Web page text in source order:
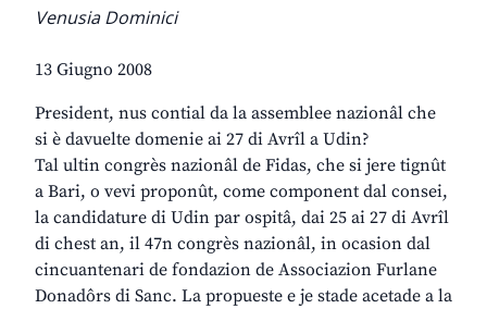
Venusia Dominici
13 Giugno 2008
President, nus contial da la assemblee nazionâl che
si è davuelte domenie ai 27 di Avrîl a Udin?
Tal ultin congrès nazionâl de Fidas, che si jere tignût
a Bari, o vevi proponût, come component dal consei,
la candidature di Udin par ospitâ, dai 25 ai 27 di Avrîl
di chest an, il 47n congrès nazionâl, in ocasion dal
cincuantenari de fondazion de Associazion Furlane
Donadôrs di Sanc. La propueste e je stade acetade a la